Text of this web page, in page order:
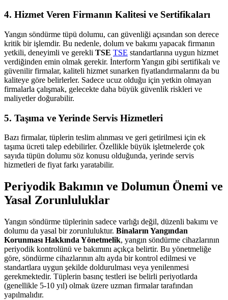
4. Hizmet Veren Firmanın Kalitesi ve Sertifikaları
Yangın söndürme tüpü dolumu, can güvenliği açısından son derece
kritik bir işlemdir. Bu nedenle, dolum ve bakımı yapacak firmanın
yetkili, deneyimli ve gerekli TSE TSE standartlarına uygun hizmet
verdiğinden emin olmak gerekir. İnterform Yangın gibi sertifikalı ve
güvenilir firmalar, kaliteli hizmet sunarken fiyatlandırmalarını da bu
kaliteye göre belirlerler. Sadece ucuz olduğu için yetkin olmayan
firmalarla çalışmak, gelecekte daha büyük güvenlik riskleri ve
maliyetler doğurabilir.
5. Taşıma ve Yerinde Servis Hizmetleri
Bazı firmalar, tüplerin teslim alınması ve geri getirilmesi için ek
taşıma ücreti talep edebilirler. Özellikle büyük işletmelerde çok
sayıda tüpün dolumu söz konusu olduğunda, yerinde servis
hizmetleri de fiyat farkı yaratabilir.
Periyodik Bakımın ve Dolumun Önemi ve
Yasal Zorunluluklar
Yangın söndürme tüplerinin sadece varlığı değil, düzenli bakımı ve
dolumu da yasal bir zorunluluktur. Binaların Yangından
Korunması Hakkında Yönetmelik, yangın söndürme cihazlarının
periyodik kontrolünü ve bakımını açıkça belirtir. Bu yönetmeliğe
göre, söndürme cihazlarının altı ayda bir kontrol edilmesi ve
standartlara uygun şekilde doldurulması veya yenilenmesi
gerekmektedir. Tüplerin basınç testleri ise belirli periyotlarda
(genellikle 5-10 yıl) olmak üzere uzman firmalar tarafından
yapılmalıdır.